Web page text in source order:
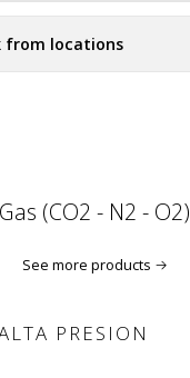
from locations
Gas (CO2 - N2 - O2)
See more products
PRESION